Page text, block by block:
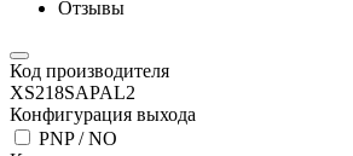
Отзывы
Код производителя
XS218SAPAL2
Конфигурация выхода
PNP / NO